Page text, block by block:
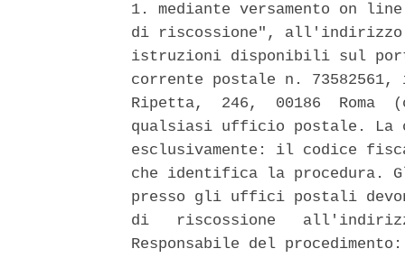
1. mediante versamento on
di riscossione", all'indirizzo
istruzioni disponibili sul
corrente postale n. 73582561,
Ripetta,  246,  00186  Roma
qualsiasi ufficio postale. La
esclusivamente: il codice
che identifica la procedura.
presso gli uffici postali
di   riscossione
Responsabile del